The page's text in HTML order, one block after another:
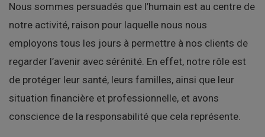
Nous sommes persuadés que l’humain est au centre de
notre activité, raison pour laquelle nous nous
employons tous les jours à permettre à nos clients de
regarder l’avenir avec sérénité. En effet, notre rôle est
de protéger leur santé, leurs familles, ainsi que leur
situation financière et professionnelle, et avons
conscience de la responsabilité que cela représente.